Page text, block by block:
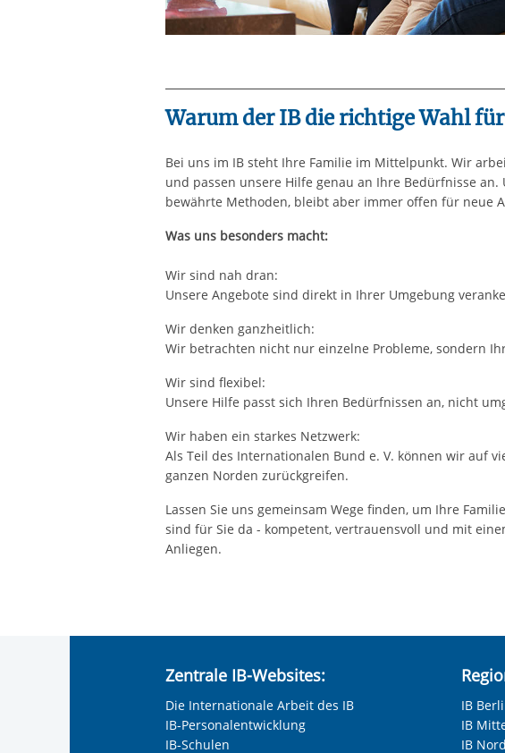
Warum der IB die richtige Wahl
Bei uns im IB steht Ihre Familie im Mittelpunkt. Wir
und passen unsere Hilfe genau an Ihre Bedürfnisse
bewährte Methoden, bleibt aber immer offen für neue
Was uns besonders macht:
Wir sind nah dran:
Unsere Angebote sind direkt in Ihrer Umgebung
Wir denken ganzheitlich:
Wir betrachten nicht nur einzelne Probleme, sondern
Wir sind flexibel:
Unsere Hilfe passt sich Ihren Bedürfnissen an, nicht
Wir haben ein starkes Netzwerk:
Als Teil des Internationalen Bund e. V. können wir auf
ganzen Norden zurückgreifen.
Lassen Sie uns gemeinsam Wege finden, um Ihre
sind für Sie da - kompetent, vertrauensvoll und mit
Anliegen.
Zentrale IB-Websites:
Die Internationale Arbeit des IB
IB-Personalentwicklung
IB-Schulen
IB
IB
IB Nord